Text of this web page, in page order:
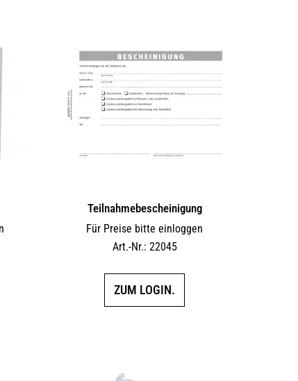
Teilnahmebescheinigung
Für Preise bitte einloggen
Art.-Nr.: 22045
ZUM LOGIN.